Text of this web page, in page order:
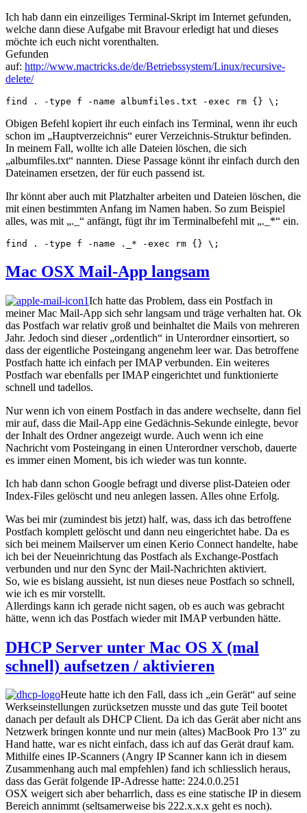
Ich hab dann ein einzeiliges Terminal-Skript im Internet gefunden,
welche dann diese Aufgabe mit Bravour erledigt hat und dieses
möchte ich euch nicht vorenthalten.
Gefunden
auf: http://www.mactricks.de/de/Betriebssystem/Linux/recursive-
delete/
find . -type f -name albumfiles.txt -exec rm {} \;
Obigen Befehl kopiert ihr euch einfach ins Terminal, wenn ihr euch
schon im „Hauptverzeichnis“ eurer Verzeichnis-Struktur befinden.
In meinem Fall, wollte ich alle Dateien löschen, die sich
„albumfiles.txt“ nannten. Diese Passage könnt ihr einfach durch den
Dateinamen ersetzen, der für euch passend ist.
Ihr könnt aber auch mit Platzhalter arbeiten und Dateien löschen, die
mit einen bestimmten Anfang im Namen haben. So zum Beispiel
alles, was mit „._“ anfängt, fügt ihr im Terminalbefehl mit „._*“ ein.
find . -type f -name ._* -exec rm {} \;
Mac OSX Mail-App langsam
Ich hatte das Problem, dass ein Postfach in
meiner Mac Mail-App sich sehr langsam und träge verhalten hat. Ok
das Postfach war relativ groß und beinhaltet die Mails von mehreren
Jahr. Jedoch sind dieser „ordentlich“ in Unterordner einsortiert, so
dass der eigentliche Posteingang angenehm leer war. Das betroffene
Postfach hatte ich einfach per IMAP verbunden. Ein weiteres
Postfach war ebenfalls per IMAP eingerichtet und funktionierte
schnell und tadellos.
Nur wenn ich von einem Postfach in das andere wechselte, dann fiel
mir auf, dass die Mail-App eine Gedächnis-Sekunde einlegte, bevor
der Inhalt des Ordner angezeigt wurde. Auch wenn ich eine
Nachricht vom Posteingang in einen Unterordner verschob, dauerte
es immer einen Moment, bis ich wieder was tun konnte.
Ich hab dann schon Google befragt und diverse plist-Dateien oder
Index-Files gelöscht und neu anlegen lassen. Alles ohne Erfolg.
Was bei mir (zumindest bis jetzt) half, was, dass ich das betroffene
Postfach komplett gelöscht und dann neu eingerichtet habe. Da es
sich bei meinem Mailserver um einen Kerio Connect handelte, habe
ich bei der Neueinrichtung das Postfach als Exchange-Postfach
verbunden und nur den Sync der Mail-Nachrichten aktiviert.
So, wie es bislang aussieht, ist nun dieses neue Postfach so schnell,
wie ich es mir vorstellt.
Allerdings kann ich gerade nicht sagen, ob es auch was gebracht
hätte, wenn ich das Postfach wieder mit IMAP verbunden hätte.
DHCP Server unter Mac OS X (mal
schnell) aufsetzen / aktivieren
Heute hatte ich den Fall, dass ich „ein Gerät“ auf seine
Werkseinstellungen zurücksetzen musste und das gute Teil bootet
danach per default als DHCP Client. Da ich das Gerät aber nicht ans
Netzwerk bringen konnte und nur mein (altes) MacBook Pro 13″ zu
Hand hatte, war es nicht einfach, dass ich auf das Gerät drauf kam.
Mithilfe eines IP-Scanners (Angry IP Scanner kann ich in diesem
Zusammenhang auch mal empfehlen) fand ich schliesslich heraus,
dass das Gerät folgende IP-Adresse hatte: 224.0.0.251
OSX weigert sich aber beharrlich, dass es eine statische IP in diesem
Bereich annimmt (seltsamerweise bis 222.x.x.x geht es noch).